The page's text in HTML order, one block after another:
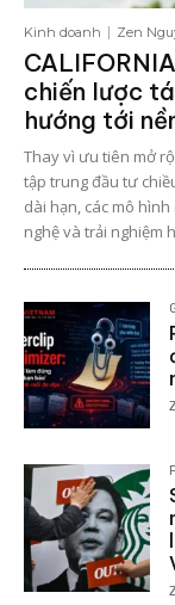
Kinh doanh Zen
chiến lược
hướng tới
Thay vì ưu tiên mở
tập trung đầu tư
dài hạn, các mô
nghệ và trải nghiệm